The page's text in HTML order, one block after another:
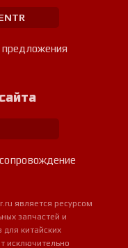
предложения
является ресурсом
запчастей и
китайских
исключительно